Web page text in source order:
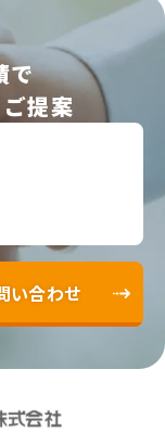
で
提案
い合わせ